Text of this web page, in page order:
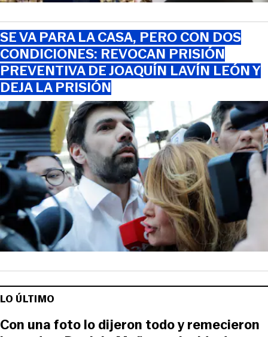
SE VA PARA LA CASA, PERO CON DOS
CONDICIONES: REVOCAN PRISIÓN
PREVENTIVA DE JOAQUÍN LAVÍN LEÓN Y
DEJA LA PRISIÓN
LO ÚLTIMO
Con una foto lo dijeron todo y remecieron